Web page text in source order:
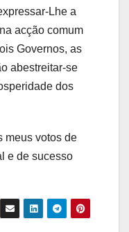
Lhe a
acção comum
Governos, as
abestreitar-se
dos
meus votos de
e de sucesso